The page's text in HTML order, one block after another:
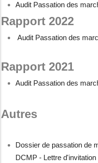
Audit Passation des
Rapport 2022
Audit Passation des
Rapport 2021
Audit Passation des
Autres
Dossier de passation de
DCMP - Lettre